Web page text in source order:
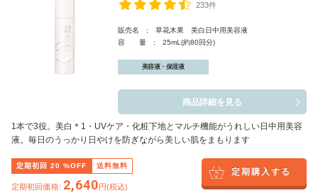
233件
販売名 : 草花木果 美白日中用美容液
容 量 : 25mL(約80回分)
美容液・保湿液
商品詳細を見る
1本で3役。美白 ＊1 ・UVケア・化粧下地とマルチ機能がうれしい日中用美容
液。毎日のうっかり日やけを防ぎながら美しい肌をまもります
定期初回 20 %OFF 送料無料
定期初回価格: 2,640円(税込)
定期購入する